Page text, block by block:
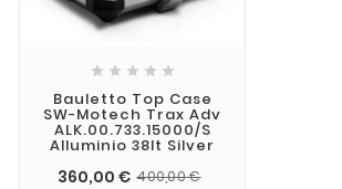
    
Bauletto Top Case
SW-Motech Trax Adv
ALK.00.733.15000/S
Alluminio 38lt Silver
360,00 € 400,00 €